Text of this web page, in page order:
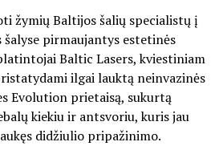
žymių Baltijos šalių specialistų į
pirmaujantys estetinės
Baltic Lasers, kviestiniam
ilgai lauktą neinvazinės
Evolution prietaisą, sukurtą
kiekiu ir antsvoriu, kuris jau
didžiulio pripažinimo.